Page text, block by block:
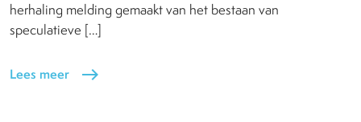
herhaling melding gemaakt van het bestaan van
speculatieve […]
Lees meer east